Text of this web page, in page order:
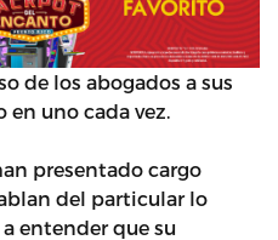
de los abogados a sus
uno cada vez.
presentado cargo
del particular lo
entender que su